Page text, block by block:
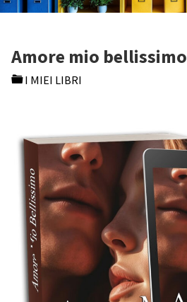
Amore mio bellissimo
I MIEI LIBRI